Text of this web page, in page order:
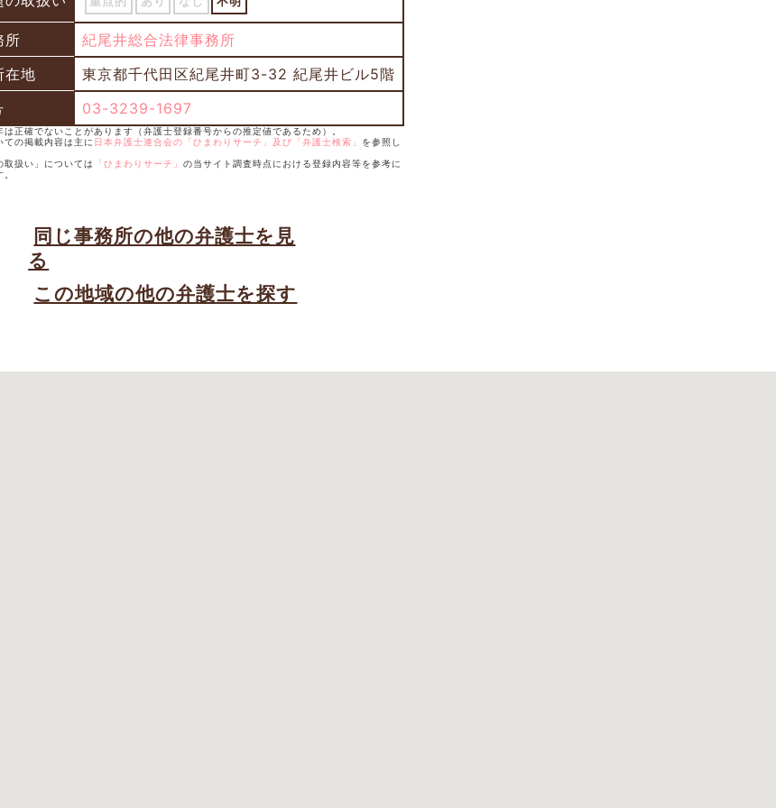
所
紀尾井総合法律事務所
在地
東京都千代田区紀尾井町3-32 紀尾井ビル5階
03-3239-1697
正確でないことがあります（弁護士登録番号からの推定値であるため）。
ての掲載内容は主に 日本弁護士連合会の「ひまわりサーチ」及び「弁護士検索」 を参照し
取扱い」については
「ひまわりサーチ」 の当サイト調査時点における登録内容等を参考に
同じ事務所の他の弁護士を見
る
この地域の他の弁護士を探す